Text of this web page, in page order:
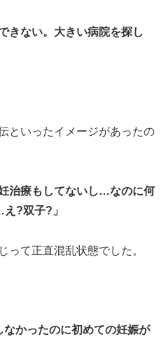
きない。大きい病院を探し
といったイメージがあったの
治療もしてないし…なのに何
?双子?」
って正直混乱状態でした。
なかったのに初めての妊娠が